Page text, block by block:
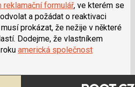
reklamační formulář, ve kterém se
a požádat o reaktivaci
prokázat, že nežije v některé
Dodejme, že vlastníkem
americká společnost